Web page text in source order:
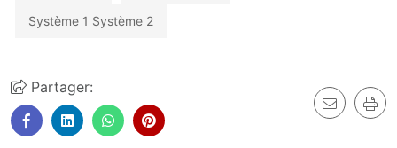
Système 1 Système 2
Partager: